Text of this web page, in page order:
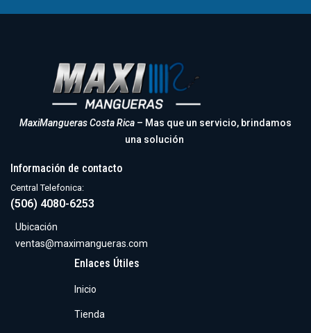
MaxiMangueras Costa Rica – Mas que un servicio, brindamos
una solución
Enlaces Útiles
Inicio
Tienda
Información de contacto
Central Telefonica:
(506) 4080-6253
Ubicación
ventas@maximangueras.com